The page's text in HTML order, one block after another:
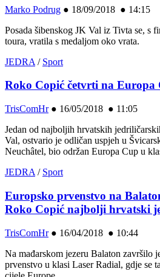
Marko Podrug ● 18/09/2018 ● 14:15
Posada šibenskog JK Val iz Tivta se, s
toura, vratila s medaljom oko vrata.
JEDRA / Sport
Roko Copić četvrti na Europa
TrisComHr● 16/05/2018 ● 11:05
Jedan od najboljih hrvatskih
Val, ostvario je odličan uspjeh u
Neuchâtel, bio održan Europa Cup u
JEDRA / Sport
Europsko prvenstvo na
Roko Copić najbolji hrvatski
TrisComHr● 16/04/2018 ● 10:44
Na mađarskom jezeru Balaton završilo
prvenstvo u klasi Laser Radial, gdje se